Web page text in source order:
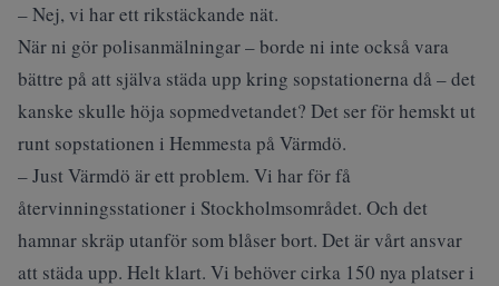
– Nej, vi har ett rikstäckande nät.
När ni gör polisanmälningar – borde ni inte också vara
bättre på att själva städa upp kring sopstationerna då – det
kanske skulle höja sopmedvetandet? Det ser för hemskt ut
runt sopstationen i Hemmesta på Värmdö.
– Just Värmdö är ett problem. Vi har för få
återvinningsstationer i Stockholmsområdet. Och det
hamnar skräp utanför som blåser bort. Det är vårt ansvar
att städa upp. Helt klart. Vi behöver cirka 150 nya platser i